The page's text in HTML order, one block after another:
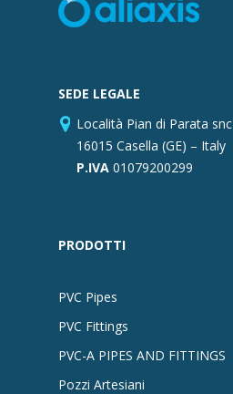
SEDE LEGALE
Località Pian di Parata snc
16015 Casella (GE) – Italy
P.IVA 01079200299
PRODOTTI
PVC Pipes
PVC Fittings
PVC-A PIPES AND FITTINGS
Pozzi Artesiani